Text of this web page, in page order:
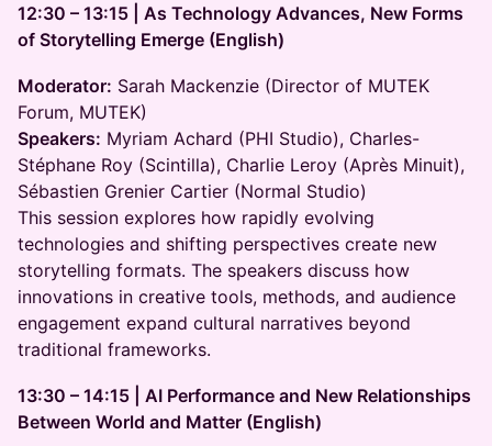
12:30 – 13:15 | As Technology Advances, New Forms
of Storytelling Emerge (English)
Moderator: Sarah Mackenzie (Director of MUTEK
Forum, MUTEK)
Speakers: Myriam Achard (PHI Studio), Charles-
Stéphane Roy (Scintilla), Charlie Leroy (Après Minuit),
Sébastien Grenier Cartier (Normal Studio)
This session explores how rapidly evolving
technologies and shifting perspectives create new
storytelling formats. The speakers discuss how
innovations in creative tools, methods, and audience
engagement expand cultural narratives beyond
traditional frameworks.
13:30 – 14:15 | AI Performance and New Relationships
Between World and Matter (English)